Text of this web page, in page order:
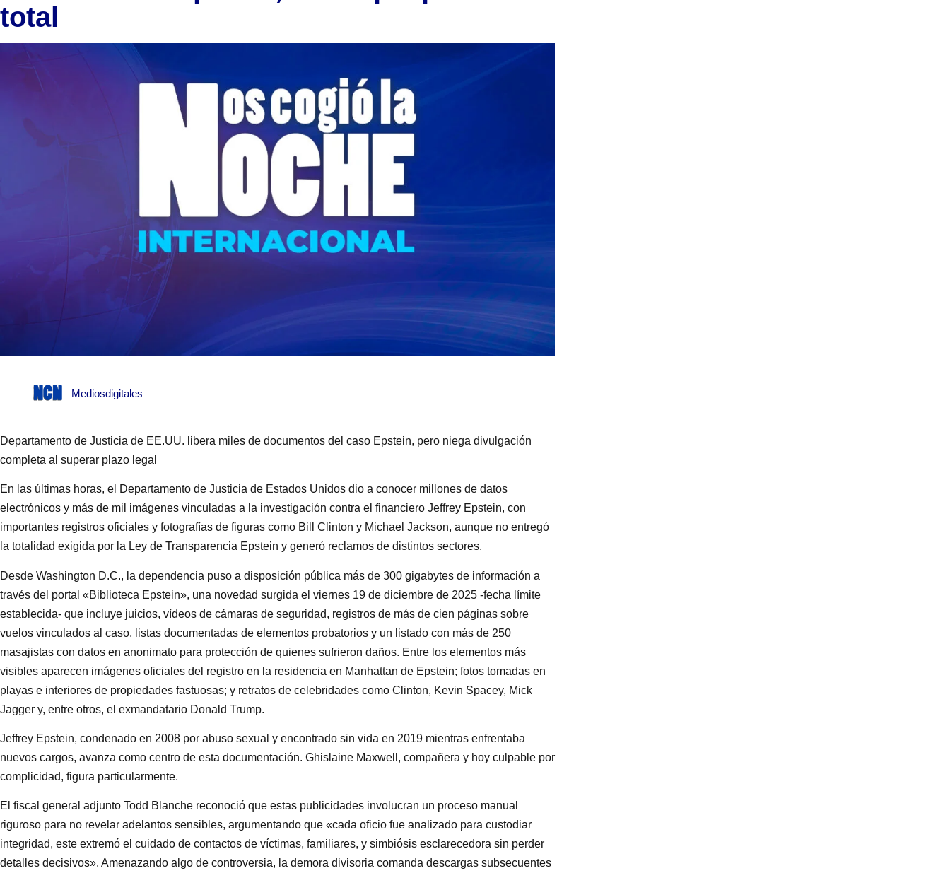
total
Mediosdigitales
Departamento de Justicia de EE.UU. libera miles de documentos del caso Epstein, pero niega divulgación
completa al superar plazo legal
En las últimas horas, el Departamento de Justicia de Estados Unidos dio a conocer millones de datos
electrónicos y más de mil imágenes vinculadas a la investigación contra el financiero Jeffrey Epstein, con
importantes registros oficiales y fotografías de figuras como Bill Clinton y Michael Jackson, aunque no entregó
la totalidad exigida por la Ley de Transparencia Epstein y generó reclamos de distintos sectores.
Desde Washington D.C., la dependencia puso a disposición pública más de 300 gigabytes de información a
través del portal «Biblioteca Epstein», una novedad surgida el viernes 19 de diciembre de 2025 -fecha límite
establecida- que incluye juicios, vídeos de cámaras de seguridad, registros de más de cien páginas sobre
vuelos vinculados al caso, listas documentadas de elementos probatorios y un listado con más de 250
masajistas con datos en anonimato para protección de quienes sufrieron daños. Entre los elementos más
visibles aparecen imágenes oficiales del registro en la residencia en Manhattan de Epstein; fotos tomadas en
playas e interiores de propiedades fastuosas; y retratos de celebridades como Clinton, Kevin Spacey, Mick
Jagger y, entre otros, el exmandatario Donald Trump.
Jeffrey Epstein, condenado en 2008 por abuso sexual y encontrado sin vida en 2019 mientras enfrentaba
nuevos cargos, avanza como centro de esta documentación. Ghislaine Maxwell, compañera y hoy culpable por
complicidad, figura particularmente.
El fiscal general adjunto Todd Blanche reconoció que estas publicidades involucran un proceso manual
riguroso para no revelar adelantos sensibles, argumentando que «cada oficio fue analizado para custodiar
integridad, este extremó el cuidado de contactos de víctimas, familiares, y simbiósis esclarecedora sin perder
detalles decisivos». Amenazando algo de controversia, la demora divisoria comanda descargas subsecuentes